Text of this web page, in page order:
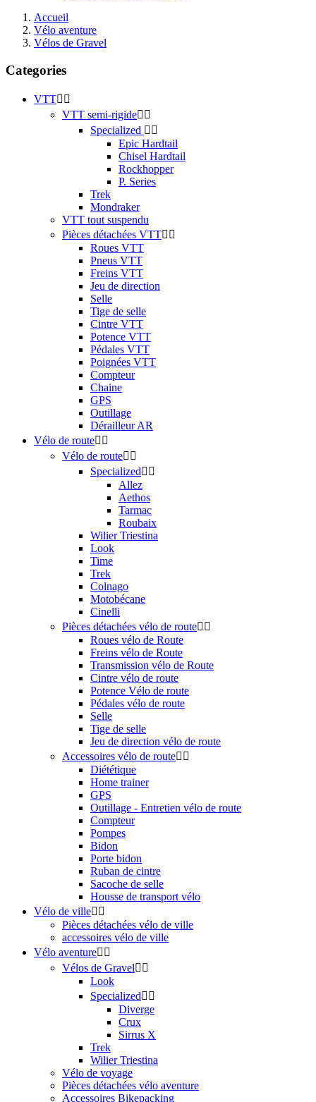
Accueil
Vélo aventure
Vélos de Gravel
Categories
VTT 
VTT semi-rigide 
Specialized  
Epic Hardtail
Chisel Hardtail
Rockhopper
P. Series
Trek
Mondraker
VTT tout suspendu
Pièces détachées VTT 
Roues VTT
Pneus VTT
Freins VTT
Jeu de direction
Selle
Tige de selle
Cintre VTT
Potence VTT
Pédales VTT
Poignées VTT
Compteur
Chaine
GPS
Outillage
Dérailleur AR
Vélo de route 
Vélo de route 
Specialized 
Allez
Aethos
Tarmac
Roubaix
Wilier Triestina
Look
Time
Trek
Colnago
Motobécane
Cinelli
Pièces détachées vélo de route 
Roues vélo de Route
Freins vélo de Route
Transmission vélo de Route
Cintre vélo de route
Potence Vélo de route
Pédales vélo de route
Selle
Tige de selle
Jeu de direction vélo de route
Accessoires vélo de route 
Diététique
Home trainer
GPS
Outillage - Entretien vélo de route
Compteur
Pompes
Bidon
Porte bidon
Ruban de cintre
Sacoche de selle
Housse de transport vélo
Vélo de ville 
Pièces détachées vélo de ville
accessoires vélo de ville
Vélo aventure 
Vélos de Gravel 
Look
Specialized 
Diverge
Crux
Sirrus X
Trek
Wilier Triestina
Vélo de voyage
Pièces détachées vélo aventure
Accessoires Bikepacking